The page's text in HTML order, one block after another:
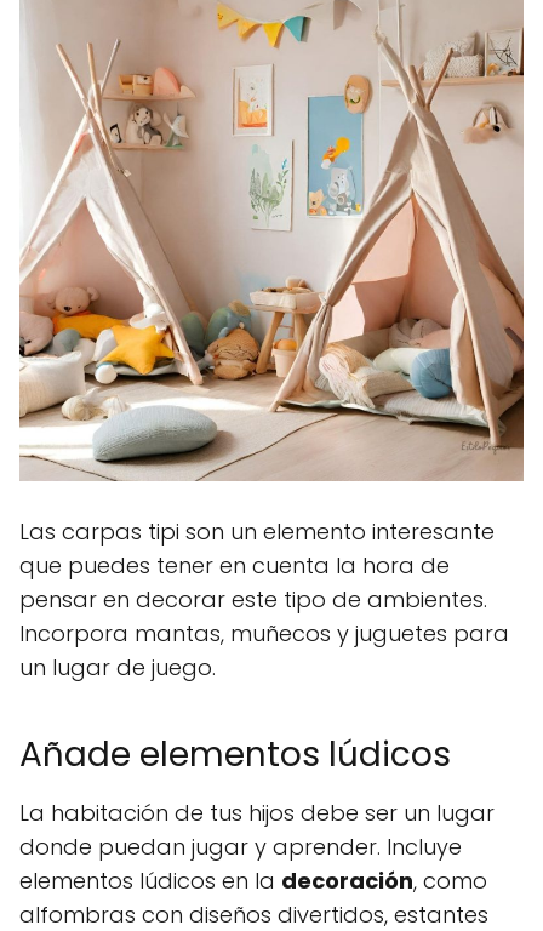
Las carpas tipi son un elemento interesante
que puedes tener en cuenta la hora de
pensar en decorar este tipo de ambientes.
Incorpora mantas, muñecos y juguetes para
un lugar de juego.
Añade elementos lúdicos
La habitación de tus hijos debe ser un lugar
donde puedan jugar y aprender. Incluye
elementos lúdicos en la decoración, como
alfombras con diseños divertidos, estantes